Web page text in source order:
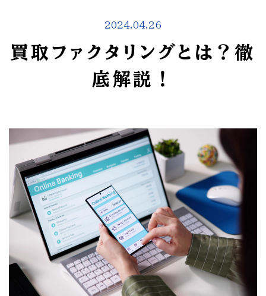
2024.04.26
買取ファクタリングとは？徹
底解説！